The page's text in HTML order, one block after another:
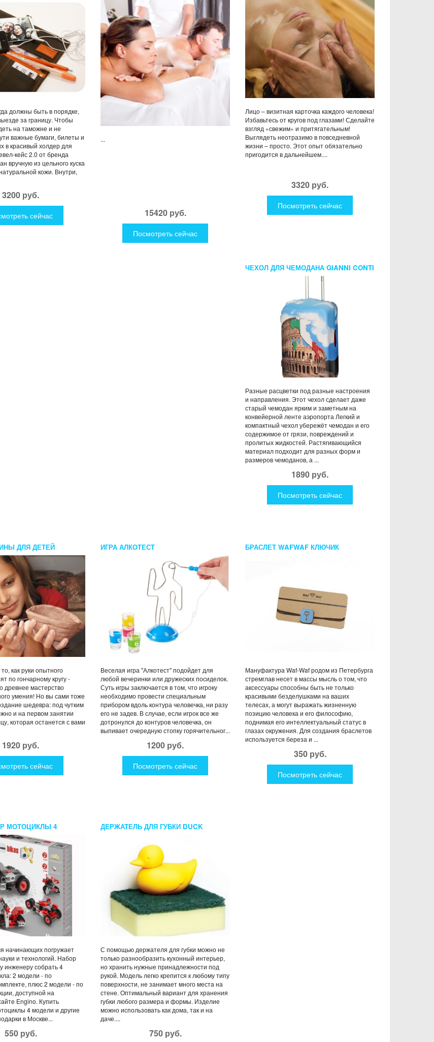
должны быть в порядке,
за границу. Чтобы
на таможне и не
важные бумаги, билеты и
в красивый холдер для
кейс 2.0 от бренда
вручную из цельного куска
кожи. Внутри,
3200 руб.
сейчас
...
15420 руб.
Посмотреть сейчас
Лицо – визитная карточка каждого человека!
Избавьтесь от кругов под глазами! Сделайте
взгляд «свежим» и притягательным!
Выглядеть неотразимо в повседневной
жизни – просто. Этот опыт обязательно
пригодится в дальнейшем....
3320 руб.
Посмотреть сейчас
ЧЕХОЛ ДЛЯ ЧЕМОДАНА GIANNI CONTI
Разные расцветки под разные настроения
и направления. Этот чехол сделает даже
старый чемодан ярким и заметным на
конвейерной ленте аэропорта Легкий и
компактный чехол убережёт чемодан и его
содержимое от грязи, повреждений и
пролитых жидкостей. Растягивающийся
материал подходит для разных форм и
размеров чемоданов, а ...
1890 руб.
Посмотреть сейчас
ДЛЯ ДЕТЕЙ
как руки опытного
по гончарному кругу -
древнее мастерство
умения! Но вы сами тоже
шедевра: под чутким
и на первом занятии
которая останется с вами
1920 руб.
сейчас
ИГРА АЛКОТЕСТ
Веселая игра "Алкотест" подойдет для
любой вечеринки или дружеских посиделок.
Суть игры заключается в том, что игроку
необходимо провести специальным
прибором вдоль контура человечка, ни разу
его не задев. В случае, если игрок все же
дотронулся до контуров человечка, он
выпивает очередную стопку горячительног...
1200 руб.
Посмотреть сейчас
БРАСЛЕТ WAFWAF КЛЮЧИК
Мануфактура Waf-Waf родом из Петербурга
стремглав несет в массы мысль о том, что
аксессуары способны быть не только
красивыми безделушками на ваших
телесах, а могут выражать жизненную
позицию человека и его философию,
поднимая его интеллектуальный статус в
глазах окружения. Для создания браслетов
используется береза и ...
350 руб.
Посмотреть сейчас
МОТОЦИКЛЫ 4
начинающих погружает
и технологий. Набор
инженеру собрать 4
2 модели - по
плюс 2 модели - по
доступной на
Engino. Купить
4 модели и другие
в Москве...
550 руб.
ДЕРЖАТЕЛЬ ДЛЯ ГУБКИ DUCK
С помощью держателя для губки можно не
только разнообразить кухонный интерьер,
но хранить нужные принадлежности под
рукой. Модель легко крепится к любому типу
поверхности, не занимает много места на
стене. Оптимальный вариант для хранения
губки любого размера и формы. Изделие
можно использовать как дома, так и на
даче....
750 руб.